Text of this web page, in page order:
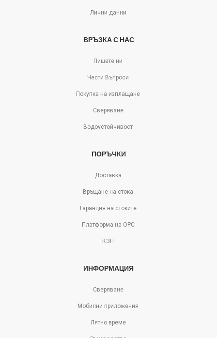
Лични данни
ВРЪЗКА С НАС
Пишете ни
Чести Въпроси
Покупка на изплащане
Сверяване
Водоустойчивост
ПОРЪЧКИ
Доставка
Връщане на стока
Гаранция на стоките
Платформа на ОРС
КЗП
ИНФОРМАЦИЯ
Сверяване
Мобилни приложения
Лятно време